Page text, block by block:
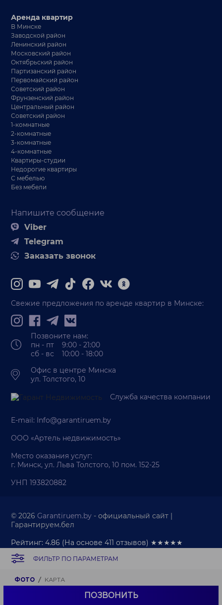
ФИЛЬТР ПО ПАРАМЕТРАМ
ФОТО КАРТА
ПОЗВОНИТЬ
Напишите сообщение
Viber
Telegram
Заказать звонок
Аренда квартир
В Минске
Заводской район
Ленинский район
Московский район
Октябрьский район
Партизанский район
Первомайский район
Советский район
Фрунзенский район
Центральный район
Советский район
1-комнатные
2-комнатные
3-комнатные
4-комнатные
Квартиры-студии
Недорогие квартиры
С мебелью
Без мебели
Свежие предложения по аренде квартир в Минске:
Позвоните нам:
пн - пт 9:00 - 21:00
сб - вс 10:00 - 18:00
Офис в центре Минска
ул. Толстого, 10
Служба качества компании
E-mail: Info@garantiruem.by
ООО «Артель недвижимость»
Место оказания услуг:
г. Минск, ул. Льва Толстого, 10 пом. 152-25
УНП 193820882
© 2026Garantiruem.by - официальный сайт |
Гарантируем.бел
Рейтинг: 4.86 (На основе411 отзывов) ★★★★★
Палата риэлтеров
Политика обработки cookie-файлов
Продвижение веб-сайта